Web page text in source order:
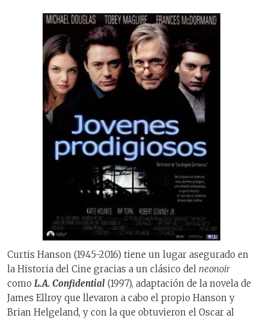
Curtis Hanson (1945-2016) tiene un lugar asegurado en
la Historia del Cine gracias a un clásico del neonoir
como L.A. Confidential (1997), adaptación de la novela de
James Ellroy que llevaron a cabo el propio Hanson y
Brian Helgeland, y con la que obtuvieron el Oscar al